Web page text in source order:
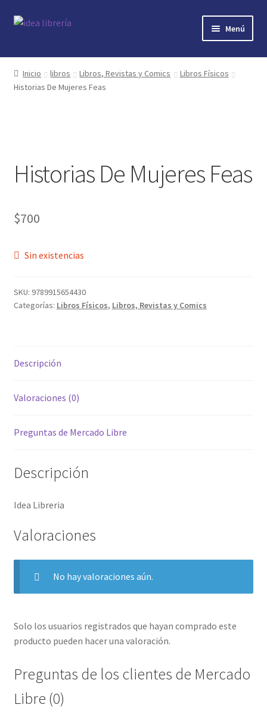
Ir
Ir
Menú
Inicio
contacto
nosotros
novedades
Inicio libros Libros, Revistas y Comics
Libros Físicos
Historias De Mujeres Feas
Historias De Mujeres Feas
$700
Sin existencias
SKU: 9789915654430
Categorías: Libros Físicos, Libros, Revistas y Comics
Descripción
Valoraciones (0)
Preguntas de Mercado Libre
Descripción
Idea Libreria
Valoraciones
No hay valoraciones aún.
Solo los usuarios registrados que hayan comprado este
producto pueden hacer una valoración.
Preguntas de los clientes de Mercado
Libre (0)